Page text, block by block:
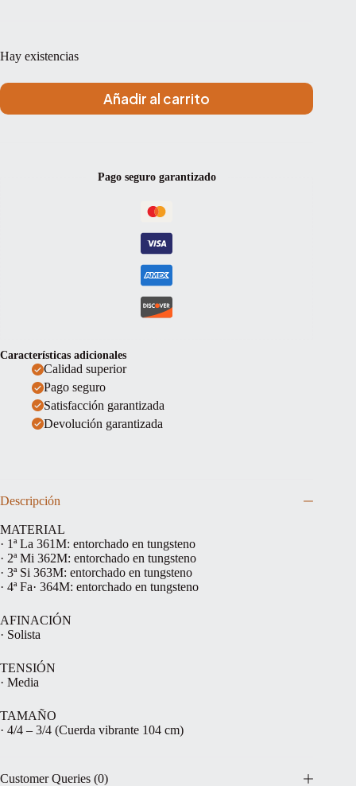
Hay existencias
Añadir al carrito
Pago seguro garantizado
Características adicionales
Calidad superior
Pago seguro
Satisfacción garantizada
Devolución garantizada
Descripción
MATERIAL
· 1ª La 361M: entorchado en tungsteno
· 2ª Mi 362M: entorchado en tungsteno
· 3ª Si 363M: entorchado en tungsteno
· 4ª Fa· 364M: entorchado en tungsteno
AFINACIÓN
· Solista
TENSIÓN
· Media
TAMAÑO
· 4/4 – 3/4 (Cuerda vibrante 104 cm)
Customer Queries (0)